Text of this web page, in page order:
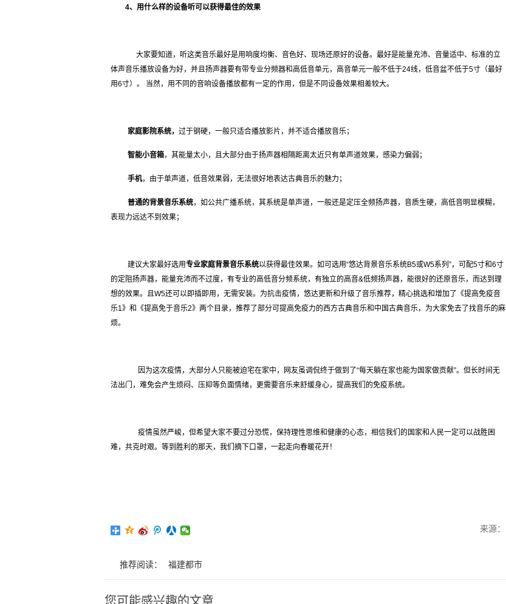
4、用什么样的设备听可以获得最佳的效果
大家要知道，听这类音乐最好是用响度均衡、音色好、现场还原好的设备。最好是能量充沛、音量适中、标准的立
体声音乐播放设备为好，并且扬声器要有带专业分频器和高低音单元，高音单元一般不低于24线，低音盆不低于5寸（最好
用6寸）。 当然，用不同的音响设备播放都有一定的作用，但是不同设备效果相差较大。
家庭影院系统， 过于钢硬，一般只适合播放影片，并不适合播放音乐；
智能小音箱，其能量太小，且大部分由于扬声器相隔距离太近只有单声道效果，感染力偏弱；
手机，由于单声道，低音效果弱，无法很好地表达古典音乐的魅力；
普通的背景音乐系统，如公共广播系统，其系统是单声道，一般还是定压全频扬声器，音质生硬，高低音明显模糊，
表现力远达不到效果；
建议大家最好选用专业家庭背景音乐系统以获得最佳效果。如可选用“悠达背景音乐系统B5或W5系列”，可配5寸和6寸
的定阻扬声器，能量充沛而不过度，有专业的高低音分频系统，有独立的高音&低频扬声器，能很好的还原音乐，而达到理
想的效果。且W5还可以即插即用，无需安装。为抗击疫情，悠达更新和升级了音乐推荐，精心挑选和增加了《提高免疫音
乐1》和《提高免于音乐2》两个目录，推荐了部分可提高免疫力的西方古典音乐和中国古典音乐，为大家免去了找音乐的麻
烦。
因为这次疫情，大部分人只能被迫宅在家中，网友虽调侃终于做到了“每天躺在家也能为国家做贡献”。但长时间无
法出门，难免会产生烦闷、压抑等负面情绪，更需要音乐来舒缓身心，提高我们的免疫系统。
疫情虽然严峻，但希望大家不要过分恐慌，保持理性思维和健康的心态，相信我们的国家和人民一定可以战胜困
难，共克时艰。等到胜利的那天，我们摘下口罩，一起走向春暖花开！
来源：
推荐阅读： 福建都市
您可能感兴趣的文章